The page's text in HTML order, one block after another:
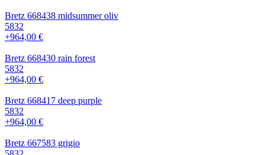
Bretz 668438 midsummer oliv
5832
+964,00 €
Bretz 668430 rain forest
5832
+964,00 €
Bretz 668417 deep purple
5832
+964,00 €
Bretz 667583 grigio